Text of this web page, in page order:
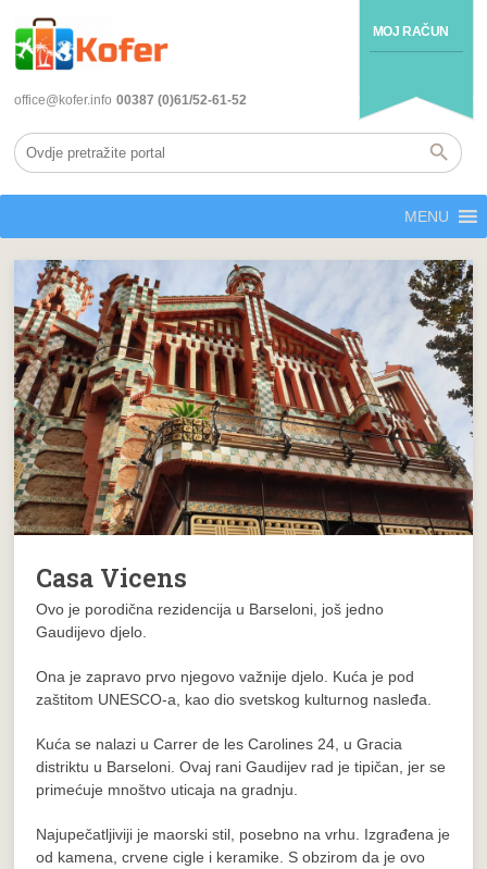
MOJ RAČUN
office@kofer.info 00387 (0)61/52-61-52
MENU
Casa Vicens
Ovo je porodična rezidencija u Barseloni, još jedno
Gaudijevo djelo.
Ona je zapravo prvo njegovo važnije djelo. Kuća je pod
zaštitom UNESCO-a, kao dio svetskog kulturnog nasleđa.
Kuća se nalazi u Carrer de les Carolines 24, u Gracia
distriktu u Barseloni. Ovaj rani Gaudijev rad je tipičan, jer se
primećuje mnoštvo uticaja na gradnju.
Najupečatljiviji je maorski stil, posebno na vrhu. Izgrađena je
od kamena, crvene cigle i keramike. S obzirom da je ovo